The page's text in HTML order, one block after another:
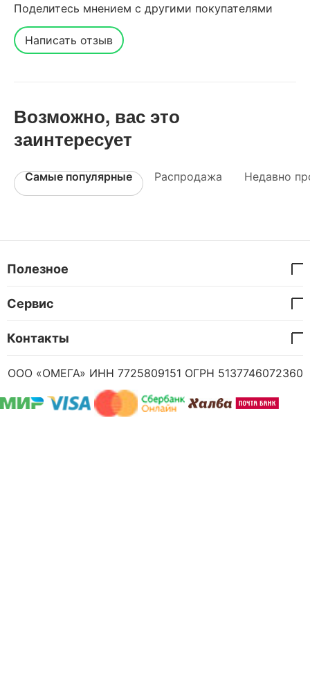
Поделитесь мнением с другими покупателями
Написать отзыв
Возможно, вас это
заинтересует
Самые популярные Распродажа Недавно
Полезное
Сервис
Контакты
ООО «ОМЕГА» ИНН 7725809151 ОГРН 5137746072360